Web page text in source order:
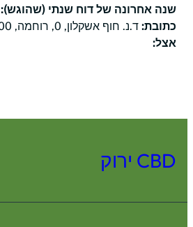
שנה אחרונה של דוח שנתי (שהוגש):
כתובת: ד.נ. חוף אשקלון, 0, רוחמה, 7918000
אצל:
CBD ירוק